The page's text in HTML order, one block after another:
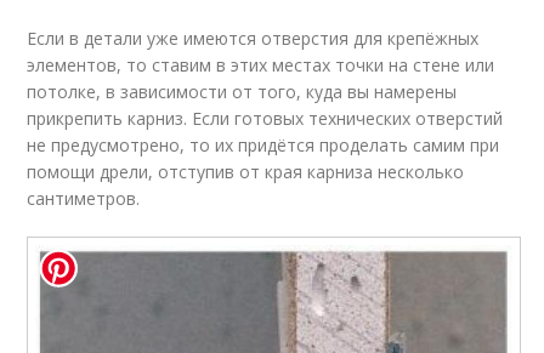
Если в детали уже имеются отверстия для крепёжных
элементов, то ставим в этих местах точки на стене или
потолке, в зависимости от того, куда вы намерены
прикрепить карниз. Если готовых технических отверстий
не предусмотрено, то их придётся проделать самим при
помощи дрели, отступив от края карниза несколько
сантиметров.